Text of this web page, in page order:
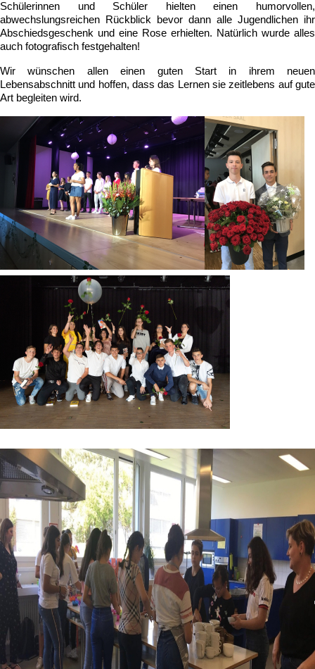
Schülerinnen und Schüler hielten einen humorvollen,
abwechslungsreichen Rückblick bevor dann alle Jugendlichen ihr
Abschiedsgeschenk und eine Rose erhielten. Natürlich wurde alles
auch fotografisch festgehalten!
Wir wünschen allen einen guten Start in ihrem neuen
Lebensabschnitt und hoffen, dass das Lernen sie zeitlebens auf gute
Art begleiten wird.